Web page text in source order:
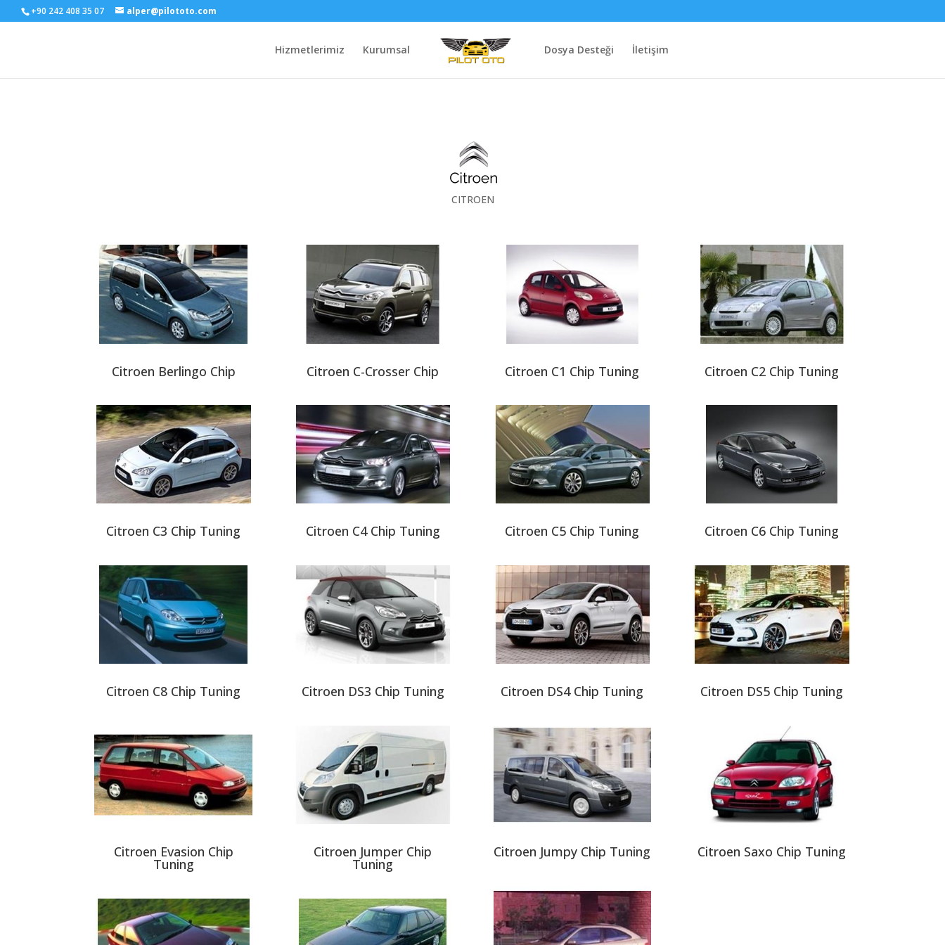
+90 242 408 35 07 alper@pilototo.com
Hizmetlerimiz Kurumsal Dosya Desteği İletişim
CITROEN
Citroen Berlingo Chip
Citroen C3 Chip Tuning
Citroen C8 Chip Tuning
Citroen Evasion Chip
Tuning
Citroen C-Crosser Chip
Citroen C4 Chip Tuning
Citroen DS3 Chip Tuning
Citroen Jumper Chip
Tuning
Citroen C1 Chip Tuning
Citroen C5 Chip Tuning
Citroen DS4 Chip Tuning
Citroen Jumpy Chip Tuning
Citroen C2 Chip Tuning
Citroen C6 Chip Tuning
Citroen DS5 Chip Tuning
Citroen Saxo Chip Tuning